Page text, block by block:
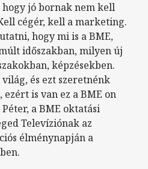
hogy jó bornak nem kell
cégér, kell a marketing.
hogy mi is a BME,
időszakban, milyen új
képzésekben.
és ezt szeretnénk
is van ez a BME on
a BME oktatási
Televíziónak az
élménynapján a